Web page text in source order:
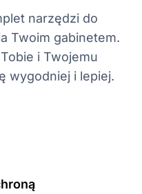
narzędzi do
Twoim gabinetem.
i Twojemu
wygodniej i lepiej.